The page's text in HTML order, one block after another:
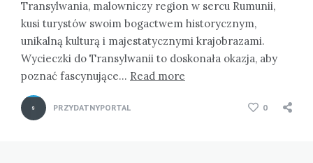
Transylwania, malowniczy region w sercu Rumunii,
kusi turystów swoim bogactwem historycznym,
unikalną kulturą i majestatycznymi krajobrazami.
Wycieczki do Transylwanii to doskonała okazja, aby
poznać fascynujące… Read more
PRZYDATNYPORTAL 0